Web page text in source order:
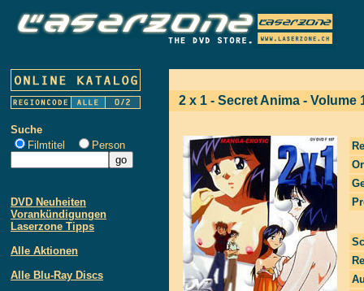
Suche
Filmtitel
Person
DVD Neuheiten
Vorankündigungen
Laserzone Tipps
Alle Aktionen
Alle Blu-Ray Discs
2 x 1 - Secret Anima - Volume